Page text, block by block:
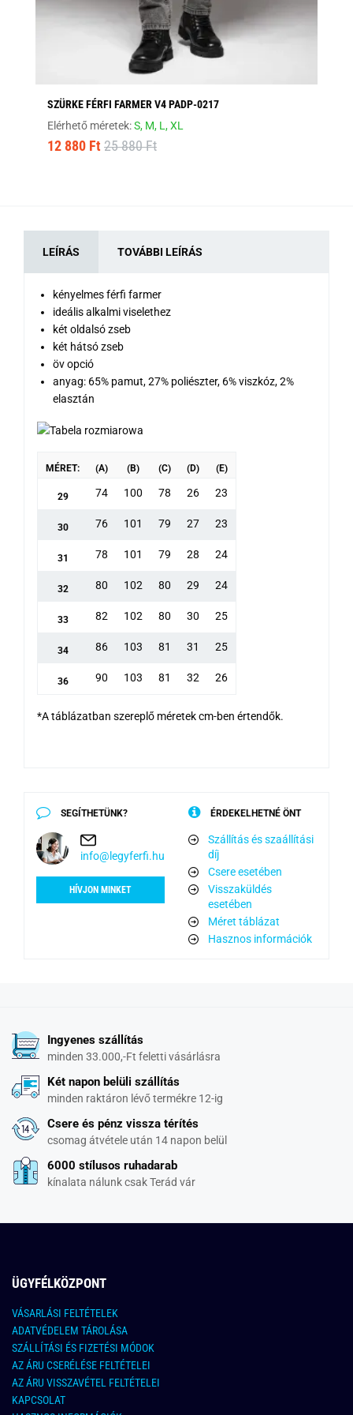
SZÜRKE FÉRFI FARMER V4 PADP-0217
Elérhető méretek:S, M, L,XL
12 880 Ft 25 880 Ft
LEÍRÁS TOVÁBBI LEÍRÁS
kényelmes férfi farmer
ideális alkalmi viselethez
két oldalsó zseb
két hátsó zseb
öv opció
anyag: 65% pamut, 27% poliészter, 6% viszkóz, 2%
elasztán
MÉRET: (A) (B) (C) (D) (E)
29 74 100 78 26 23
30 76 101 79 27 23
31 78 101 79 28 24
32 80 102 80 29 24
33 82 102 80 30 25
34 86 103 81 31 25
36 90 103 81 32 26
*A táblázatban szereplő méretek cm-ben értendők.
SEGÍTHETÜNK?
info@legyferfi.hu
HÍVJON MINKET
ÉRDEKELHETNÉ ÖNT
Szállítás és szaállítási
díj
Csere esetében
Visszaküldés
esetében
Méret táblázat
Hasznos információk
Ingyenes szállítás
minden 33.000,-Ft feletti vásárlásra
Két napon belüli szállítás
minden raktáron lévő termékre 12-ig
Csere és pénz vissza térítés
csomag átvétele után 14 napon belül
6000 stílusos ruhadarab
kínalata nálunk csak Terád vár
ÜGYFÉLKÖZPONT
VÁSARLÁSI FELTÉTELEK
ADATVÉDELEM TÁROLÁSA
SZÁLLÍTÁSI ÉS FIZETÉSI MÓDOK
AZ ÁRU CSERÉLÉSE FELTÉTELEI
AZ ÁRU VISSZAVÉTEL FELTÉTELEI
KAPCSOLAT